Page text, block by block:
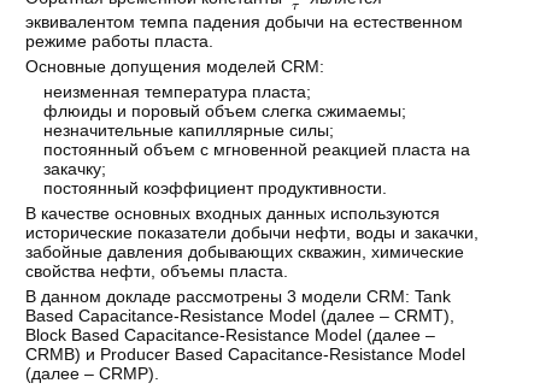
эквивалентом темпа падения добычи на естественном
режиме работы пласта.
Основные допущения моделей CRM:
неизменная температура пласта;
флюиды и поровый объем слегка сжимаемы;
незначительные капиллярные силы;
постоянный объем с мгновенной реакцией пласта на
закачку;
постоянный коэффициент продуктивности.
В качестве основных входных данных используются
исторические показатели добычи нефти, воды и закачки,
забойные давления добывающих скважин, химические
свойства нефти, объемы пласта.
В данном докладе рассмотрены 3 модели CRM: Tank
Based Capacitance-Resistance Model (далее – CRMT),
Block Based Capacitance-Resistance Model (далее –
CRMB) и Producer Based Capacitance-Resistance Model
(далее – CRMP).